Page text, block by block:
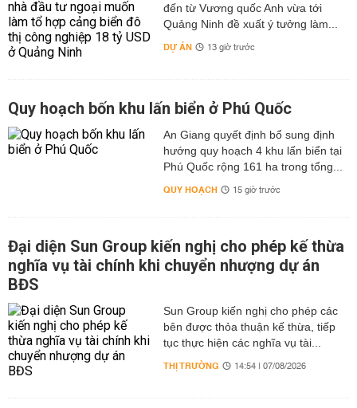
đến từ Vương quốc Anh vừa tới
Quảng Ninh đề xuất ý tưởng làm...
DỰ ÁN 13 giờ trước
Quy hoạch bốn khu lấn biển ở Phú Quốc
An Giang quyết định bổ sung định
hướng quy hoạch 4 khu lấn biển tại
Phú Quốc rộng 161 ha trong tổng...
QUY HOẠCH 15 giờ trước
Đại diện Sun Group kiến nghị cho phép kế thừa
nghĩa vụ tài chính khi chuyển nhượng dự án
BĐS
Sun Group kiến nghị cho phép các
bên được thỏa thuận kế thừa, tiếp
tục thực hiện các nghĩa vụ tài...
THỊ TRƯỜNG 14:54 | 07/08/2026